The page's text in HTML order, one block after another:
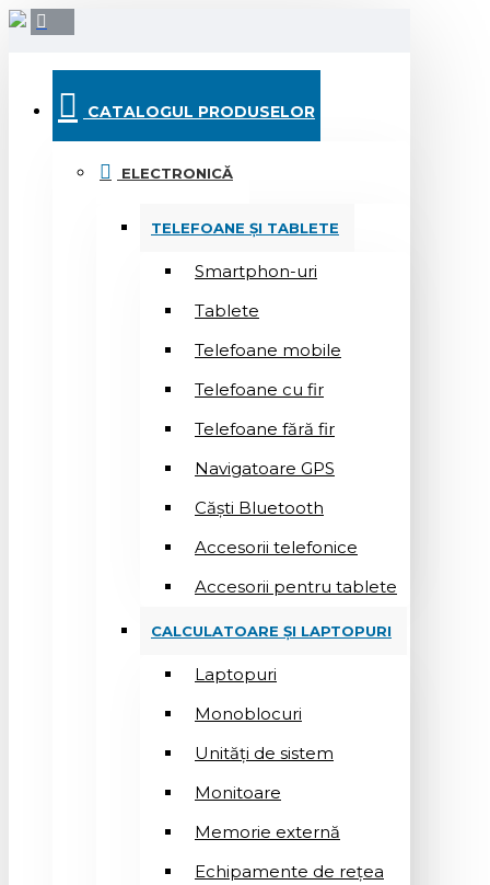
CATALOGUL PRODUSELOR
ELECTRONICĂ
TELEFOANE ȘI TABLETE
Smartphon-uri
Tablete
Telefoane mobile
Telefoane cu fir
Telefoane fără fir
Navigatoare GPS
Căști Bluetooth
Accesorii telefonice
Accesorii pentru tablete
CALCULATOARE ȘI LAPTOPURI
Laptopuri
Monoblocuri
Unități de sistem
Monitoare
Memorie externă
Echipamente de rețea